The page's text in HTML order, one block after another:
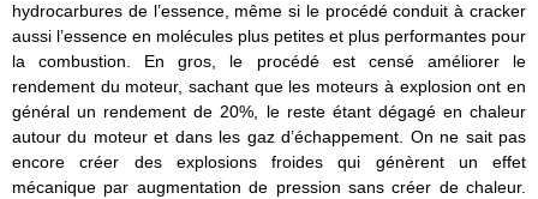
hydrocarbures de l’essence, même si le procédé conduit à cracker
aussi l’essence en molécules plus petites et plus performantes pour
la combustion. En gros, le procédé est censé améliorer le
rendement du moteur, sachant que les moteurs à explosion ont en
général un rendement de 20%, le reste étant dégagé en chaleur
autour du moteur et dans les gaz d’échappement. On ne sait pas
encore créer des explosions froides qui génèrent un effet
mécanique par augmentation de pression sans créer de chaleur.